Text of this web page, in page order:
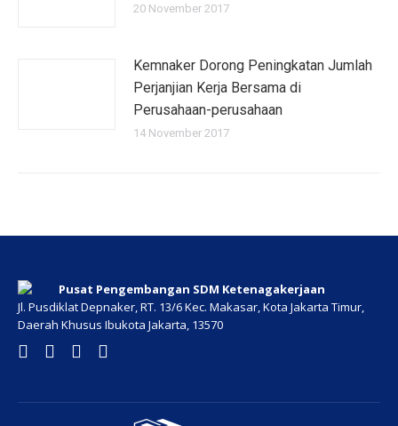
20 November 2017
Kemnaker Dorong Peningkatan Jumlah
Perjanjian Kerja Bersama di
Perusahaan-perusahaan
14 November 2017
Pusat Pengembangan SDM Ketenagakerjaan
Jl. Pusdiklat Depnaker, RT. 13/6 Kec. Makasar, Kota Jakarta Timur,
Daerah Khusus Ibukota Jakarta, 13570